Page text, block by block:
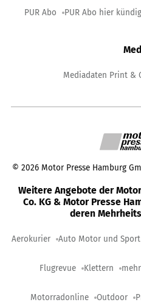
PUR Abo PUR Abo hier
Mediadaten Print &
© 2026 Motor Presse Hamburg
Weitere Angebote der
Co. KG & Motor Presse
deren
Aerokurier Auto Motor und Sport
Flugrevue Klettern
Motorradonline Outdoor